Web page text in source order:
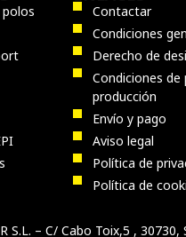
Contactar
Condiciones
Derecho de
Condiciones de
producción
Envío y pago
Aviso legal
Política de
Política de
S.L. – C/ Cabo Toix,5 , 30730,